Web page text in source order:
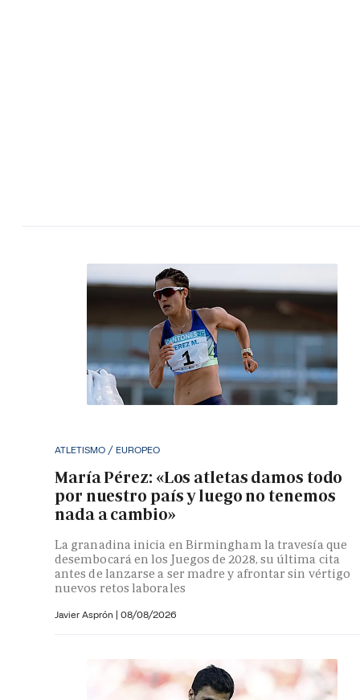
ATLETISMO / EUROPEO
María Pérez: «Los atletas damos todo
por nuestro país y luego no tenemos
nada a cambio»
La granadina inicia en Birmingham la travesía que
desembocará en los Juegos de 2028, su última cita
antes de lanzarse a ser madre y afrontar sin vértigo
nuevos retos laborales
Javier Asprón | 08/08/2026